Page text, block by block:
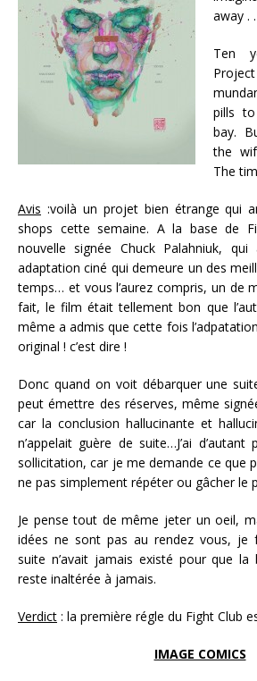
away .
Ten
pills
bay.
the
The
Avis :voilà un projet bien étrange qui
shops cette semaine. A la base de
nouvelle signée Chuck Palahniuk,
adaptation ciné qui demeure un des
temps… et vous l’aurez compris, un de
fait, le film était tellement bon que
même a admis que cette fois
original ! c’est dire !
Donc quand on voit débarquer une
peut émettre des réserves, même
car la conclusion hallucinante et
n’appelait guère de suite…J’ai
sollicitation, car je me demande ce que
ne pas simplement répéter ou gâcher le
Je pense tout de même jeter un oeil,
idées ne sont pas au rendez vous, je
suite n’avait jamais existé pour que la
reste inaltérée à jamais.
Verdict : la première régle du Fight Club
IMAGE COMICS